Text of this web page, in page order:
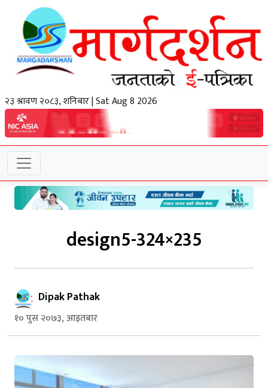
२३ श्रावण २०८३, शनिबार | Sat Aug 8 2026
design5-324×235
Dipak Pathak
१० पुस २०७३, आइतबार